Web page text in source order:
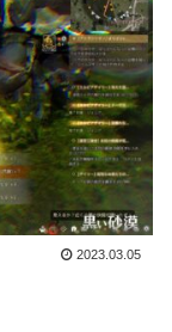
2023.03.05